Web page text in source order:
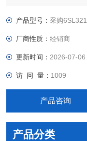
自动化控制、网络通讯
产品型号： 采购
厂商性质：经销商
更新时间： 2026-07-06
访 问 量： 1009
产品咨询
产品分类